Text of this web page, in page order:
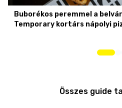
Buborékos peremmel a
Temporary kortárs nápolyi
Összes guide